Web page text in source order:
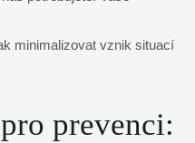
prevenci: